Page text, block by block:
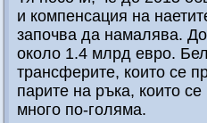
и компенсация на
започва да намалява.
около 1.4 млрд евро.
трансферите, които се
парите на ръка, които
много по-голяма.